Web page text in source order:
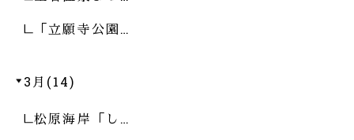
「立願寺公園…
3月(14)
松原海岸「し…